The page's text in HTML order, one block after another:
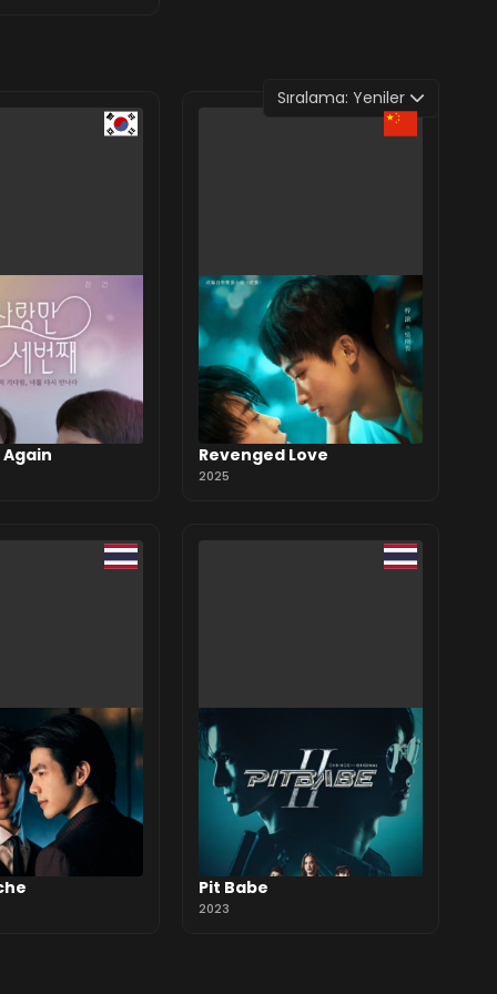
Sıralama: Yeniler
Again Revenged Love
2025
Pit Babe
2023